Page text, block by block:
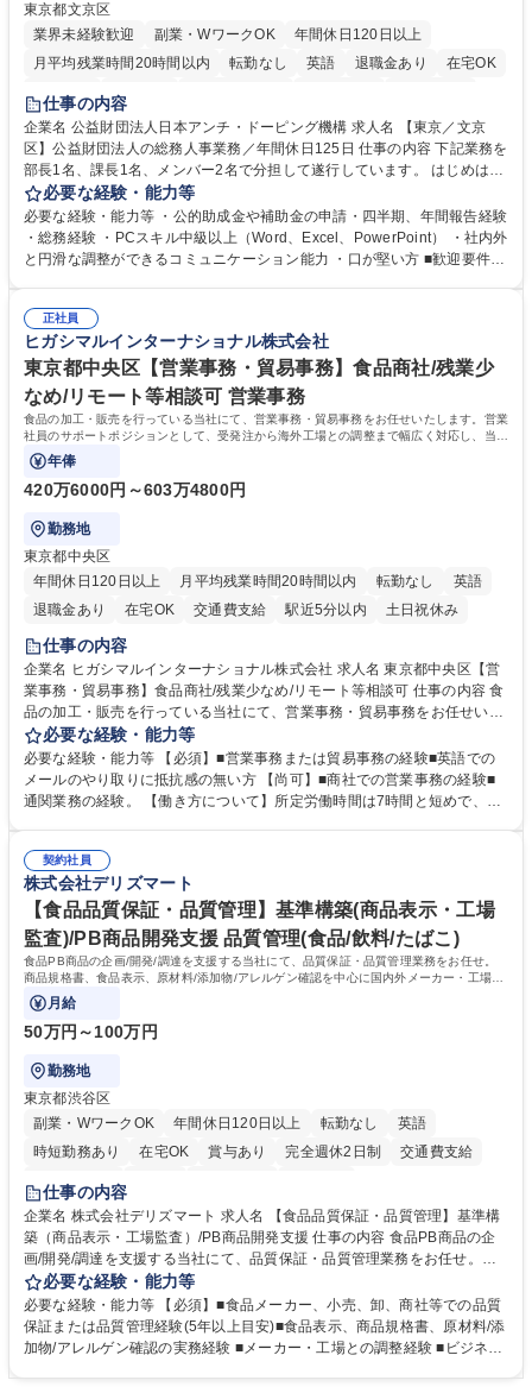
東京都文京区
業界未経験歓迎
副業・WワークOK
年間休日120日以上
月平均残業時間20時間以内
転勤なし 英語 退職金あり
在宅OK
賞与あり
育休あり
食事補助あり
仕事の内容
企業名 公益財団法人日本アンチ・ドーピング機構 求人名 【東京／文京
区】公益財団法人の総務人事業務／年間休日125日 仕事の内容 下記業務を
部長1名、課長1名、メンバー2名で分担して遂行しています。 はじめは担
当者として業務を覚えていただき、ゆくゆくはリーダーやマネージャーポ
ジションとして活躍いただくことを期待しています。 【総務・人事グルー
プの業務内容】 ・人事制度関連 ・採用活動 ・教育研修の企画、実行 ・勤
怠管理 ・官公庁への各種提出 ・法定の会議運営（評議員会、理事会） ・
管理 ・福利厚生関連 ・職員からの問合せ、相談対応 ・その他日常の総務
業務全般 募集職種 【東京／文京区】公益財団法人の総務人事業務／年間
休日125日
必要な経験・能力等
必要な経験・能力等 ・公的助成金や補助金の申請・四半期、年間報告経験
・総務経験 ・PCスキル中級以上（Word、Excel、PowerPoint） ・社内外
と円滑な調整ができるコミュニケーション能力 ・口が堅い方 ■歓迎要件
正社員
ヒガシマルインターナショナル株式会社
東京都中央区【営業事務・貿易事務】食品商社/残業少
なめ/リモート等相談可 営業事務
食品の加工・販売を行っている当社にて、営業事務・貿易事務をお任せいたします。営業
社員のサポートポジションとして、受発注から海外工場との調整まで幅広く対応し、当社
事業の根幹を支えていただきます。
年俸
420万6000円～603万4800円
勤務地
東京都中央区
年間休日120日以上
月平均残業時間20時間以内 転勤なし
英語
退職金あり
在宅OK 交通費支給 駅近5分以内 土日祝休み
仕事の内容
企業名 ヒガシマルインターナショナル株式会社 求人名 東京都中央区【営
業事務・貿易事務】食品商社/残業少なめ/リモート等相談可 仕事の内容 食
品の加工・販売を行っている当社にて、営業事務・貿易事務をお任せいた
します。営業社員のサポートポジションとして、受発注から海外工場との
調整まで幅広く対応し、当社事業の根幹を支えていただきます。 ■受発注
業務、請求書発行 ■海外工場とのスケジュール調整 ■在庫管理 ■輸入書類
の確認・作成 ■配送手配 ■通関業者を通して行う輸出入業全般 ■倉庫との
ルプロデュースしているため、商品に関わる全ての業務をサポート頂きま
す。 募集職種 東京都中央区【営業事務・貿易事務】食品商社/残業少なめ/
リモート等相談可
必要な経験・能力等
必要な経験・能力等 【必須】■営業事務または貿易事務の経験■英語での
メールのやり取りに抵抗感の無い方 【尚可】■商社での営業事務の経験■
通関業務の経験。 【働き方について】所定労働時間は7時間と短めで、残
の強み】1991年の設立以来、外食産業を中心としたお客様の多様なニー
ズに沿った冷凍水産物等の生産・輸入・販売を一貫して手掛けています。
自社工場と海外拠点の強固な連携によるワンストップサービスが最大の強
みです。 学歴・資格 学歴：大学院 大学 語学力：英語 資格：
契約社員
株式会社デリズマート
【食品品質保証・品質管理】基準構築(商品表示・工場
監査)/PB商品開発支援 品質管理(食品/飲料/たばこ)
食品PB商品の企画/開発/調達を支援する当社にて、品質保証・品質管理業務をお任せ。
商品規格書、食品表示、原材料/添加物/アレルゲン確認を中心に国内外メーカー・工場の
品質基準整備から発売後対応まで担います。
月給
50万円～100万円
勤務地
東京都渋谷区
副業・WワークOK
年間休日120日以上 転勤なし
英語
時短勤務あり
在宅OK 賞与あり 完全週休2日制
交通費支給
駅近5分以内
仕事の内容
企業名 株式会社デリズマート 求人名 【食品品質保証・品質管理】基準構
築（商品表示・工場監査）/PB商品開発支援 仕事の内容 食品PB商品の企
画/開発/調達を支援する当社にて、品質保証・品質管理業務をお任せ。商
品規格書、食品表示、原材料/添加物/アレルゲン確認を中心に国内外メー
カー・工場の品質基準整備から発売後対応まで担います。 【詳細】 ■商品
規格書、一括表示、栄養成分、原材料・添加物・アレルゲンの確認 ■メー
カーへの修正指示・承認管理 ■国内外工場の監査、製造立会い、改善指導
必要な経験・能力等
必要な経験・能力等 【必須】■食品メーカー、小売、卸、商社等での品質
保証または品質管理経験(5年以上目安)■食品表示、商品規格書、原材料/添
加物/アレルゲン確認の実務経験 ■メーカー・工場との調整経験 ■ビジネス